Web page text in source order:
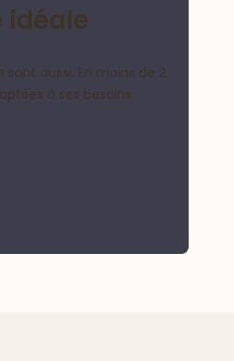
idéale
aussi. En moins de 2
à ses besoins.